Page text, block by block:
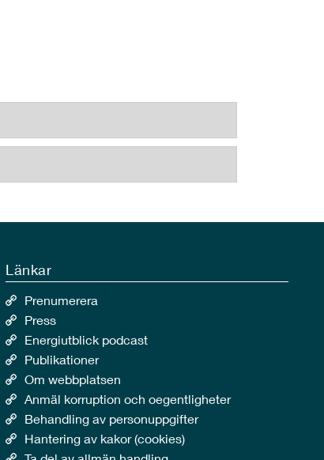
Länkar
Prenumerera
Press
Energiutblick podcast
Publikationer
Om webbplatsen
Anmäl korruption och oegentligheter
Behandling av personuppgifter
Hantering av kakor (cookies)